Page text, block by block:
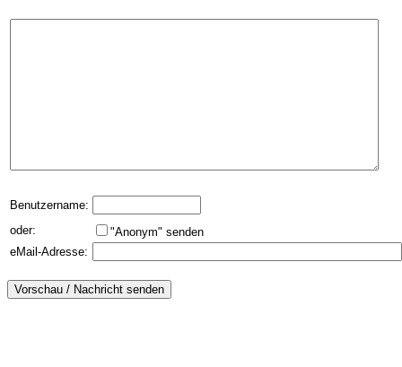
Benutzername:
oder:
"Anonym" senden
eMail-Adresse: